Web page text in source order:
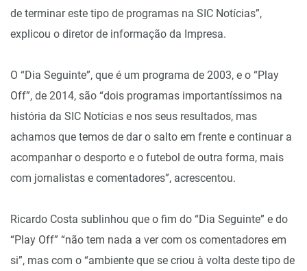
de terminar este tipo de programas na SIC Notícias”,
explicou o diretor de informação da Impresa.
O “Dia Seguinte”, que é um programa de 2003, e o “Play
Off”, de 2014, são “dois programas importantíssimos na
história da SIC Notícias e nos seus resultados, mas
achamos que temos de dar o salto em frente e continuar a
acompanhar o desporto e o futebol de outra forma, mais
com jornalistas e comentadores”, acrescentou.
Ricardo Costa sublinhou que o fim do “Dia Seguinte” e do
“Play Off” “não tem nada a ver com os comentadores em
si”, mas com o “ambiente que se criou à volta deste tipo de